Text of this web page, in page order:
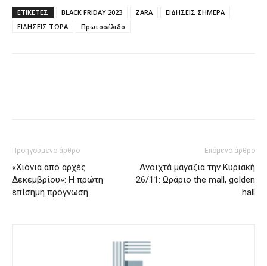
ΕΤΙΚΈΤΕΣ BLACK FRIDAY 2023 ZARA
ΕΙΔΗΣΕΙΣ ΣΗΜΕΡΑ
ΕΙΔΗΣΕΙΣ ΤΩΡΑ
Πρωτοσέλιδο
Προηγούμενο άρθρο
«Χιόνια από αρχές
Δεκεμβρίου»: Η πρώτη
επίσημη πρόγνωση
Επόμενο άρθρο
Ανοιχτά μαγαζιά την Κυριακή
26/11: Ωράριο the mall, golden
hall